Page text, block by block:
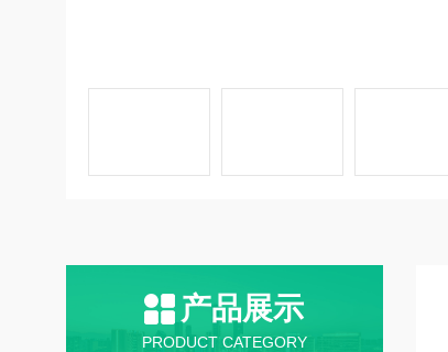
产品展示
PRODUCT CATEGORY